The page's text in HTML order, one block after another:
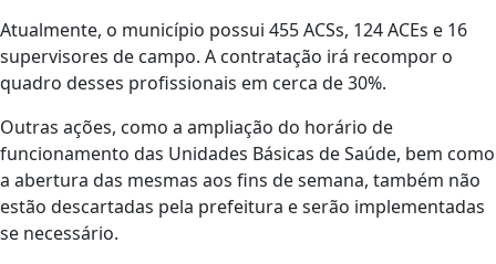
Atualmente, o município possui 455 ACSs, 124 ACEs e 16
supervisores de campo. A contratação irá recompor o
quadro desses profissionais em cerca de 30%.
Outras ações, como a ampliação do horário de
funcionamento das Unidades Básicas de Saúde, bem como
a abertura das mesmas aos fins de semana, também não
estão descartadas pela prefeitura e serão implementadas
se necessário.